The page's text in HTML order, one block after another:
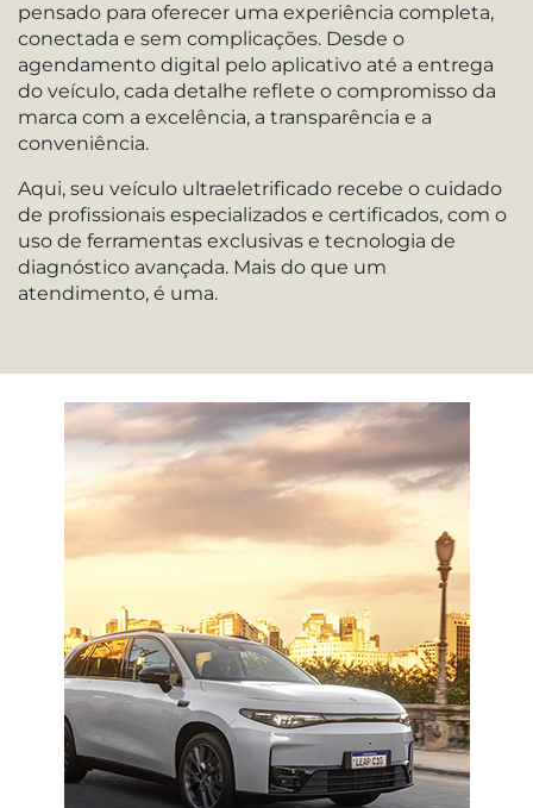
pensado para oferecer uma experiência completa,
conectada e sem complicações. Desde o
agendamento digital pelo aplicativo até a entrega
do veículo, cada detalhe reflete o compromisso da
marca com a excelência, a transparência e a
conveniência.
Aqui, seu veículo ultraeletrificado recebe o cuidado
de profissionais especializados e certificados, com o
uso de ferramentas exclusivas e tecnologia de
diagnóstico avançada. Mais do que um
atendimento, é uma.